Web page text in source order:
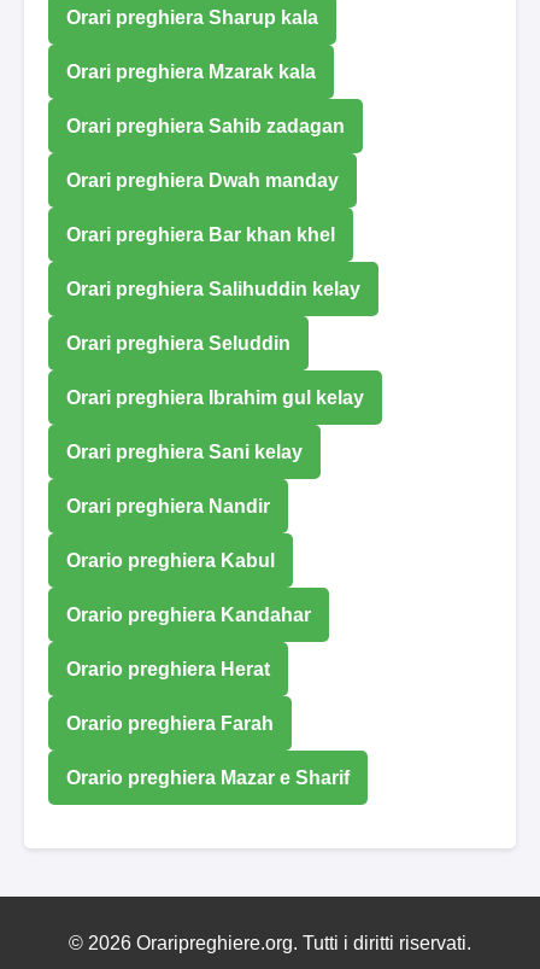
Orari preghiera Sharup kala
Orari preghiera Mzarak kala
Orari preghiera Sahib zadagan
Orari preghiera Dwah manday
Orari preghiera Bar khan khel
Orari preghiera Salihuddin kelay
Orari preghiera Seluddin
Orari preghiera Ibrahim gul kelay
Orari preghiera Sani kelay
Orari preghiera Nandir
Orario preghiera Kabul
Orario preghiera Kandahar
Orario preghiera Herat
Orario preghiera Farah
Orario preghiera Mazar e Sharif
© 2026 Oraripreghiere.org. Tutti i diritti riservati.